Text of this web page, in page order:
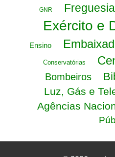
GNR
Exército e
Ensino
Conservatórias
Bombeiros
Luz, Gás e
Agências